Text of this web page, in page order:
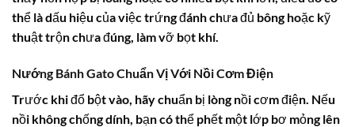
thể là dấu hiệu của việc trứng đánh chưa đủ bông hoặc kỹ
thuật trộn chưa đúng, làm vỡ bọt khí.
Nướng Bánh Gato Chuẩn Vị Với Nồi Cơm Điện
Trước khi đổ bột vào, hãy chuẩn bị lòng nồi cơm điện. Nếu
nồi không chống dính, bạn có thể phết một lớp bơ mỏng lên